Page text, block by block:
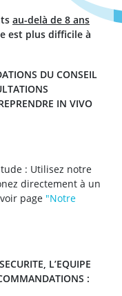
au-delà de 8 ans
est plus difficile à
DU CONSEIL
IN VIVO
: Utilisez notre
directement à un
page "Notre
L’EQUIPE
: